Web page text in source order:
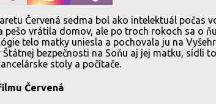
Červená sedma bol ako intelektuál
pešo vrátila domov, ale po troch rokoch sa o
telo matky uniesla a pochovala ju na
bezpečnosti na Soňu aj jej matku,
stoly a počítače.
Červená